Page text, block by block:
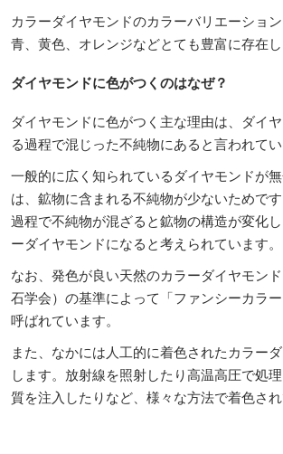
カラーダイヤモンドのカラーバリエーション
青、黄色、オレンジなどとても豊富に存在し
ダイヤモンドに色がつくのはなぜ？
ダイヤモンドに色がつく主な理由は、ダイ
る過程で混じった不純物にあると言われてい
一般的に広く知られているダイヤモンドが
は、鉱物に含まれる不純物が少ないためで
過程で不純物が混ざると鉱物の構造が変化
ーダイヤモンドになると考えられています。
なお、発色が良い天然のカラーダイヤモン
石学会）の基準によって「ファンシーカラ
呼ばれています。
また、なかには人工的に着色されたカラー
します。放射線を照射したり高温高圧で処
質を注入したりなど、様々な方法で着色され